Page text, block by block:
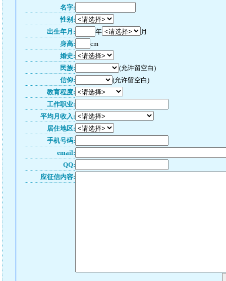
名字:
性别:
出生年月:
年
月
身高:
cm
婚史:
民族:
(允许留空白)
信仰:
(允许留空白)
教育程度:
工作职业:
平均月收入:
居住地区:
手机号码:
email:
QQ:
应征信内容: